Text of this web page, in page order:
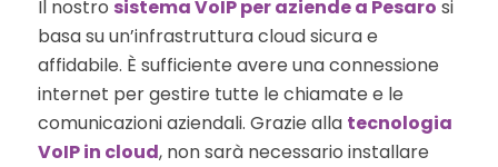
Il nostro sistema VoIP per aziende a Pesaro si
basa su un’infrastruttura cloud sicura e
affidabile. È sufficiente avere una connessione
internet per gestire tutte le chiamate e le
comunicazioni aziendali. Grazie alla tecnologia
VoIP in cloud, non sarà necessario installare